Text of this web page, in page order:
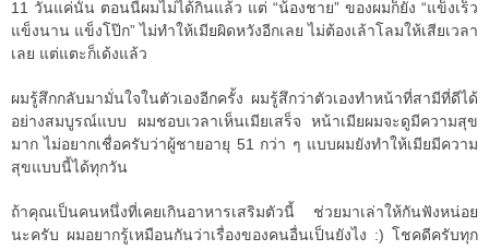
11 วันแค่นั้น ตอนนี้ผมไม่ได้กินแล้ว แต่ “น้องชาย” ของผมก็ยัง “แข็งเร็ว
แข็งนาน แข็งโป๊ก” ไม่ทำให้เมียผิดหวังอีกเลย ไม่ต้องเล้าโลมให้เสียเวลา
เลย แต่แตะก็เด้งแล้ว
ผมรู้สึกกลับมามั่นใจในตัวเองอีกครั้ง ผมรู้สึกว่าตัวเองทำหน้าที่สามีที่ดีได้
อย่างสมบูรณ์แบบ ผมชอบเวลาเห็นเมียเสร็จ หน้าเมียผมจะดูมีความสุข
มาก ไม่อยากเชื่อครับว่าผู้ชายอายุ 51 กว่า ๆ แบบผมยังทำให้เมียมีความ
สุขแบบนี้ได้ทุกวัน
ถ้าคุณเป็นคนหนึ่งที่เคยเกินอาหารเสริมตัวนี้ ช่วยมาเล่าให้กันฟังหน่อย
นะครับ ผมอยากรู้เหมือนกันว่าเรื่องของคนอื่นเป็นยังไง :) โชคดีครับทุก